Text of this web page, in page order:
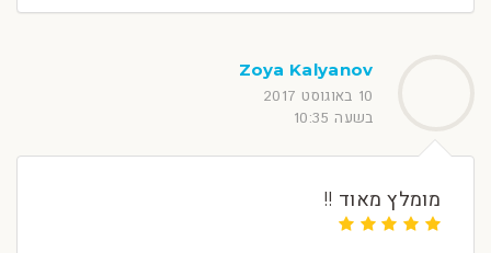
Zoya Kalyanov
10 באוגוסט 2017
בשעה 10:35
מומלץ מאוד !!